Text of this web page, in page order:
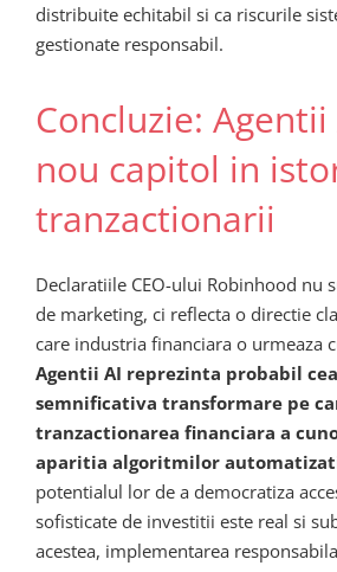
distribuite echitabil si ca riscurile
gestionate responsabil.
Concluzie: Agentii
nou capitol in
tranzactionarii
Declaratiile CEO-ului Robinhood nu
de marketing, ci reflecta o directie
care industria financiara o urmeaza
Agentii AI reprezinta probabil
semnificativa transformare pe
tranzactionarea financiara a
aparitia algoritmilor
potentialul lor de a democratiza
sofisticate de investitii este real si
acestea, implementarea